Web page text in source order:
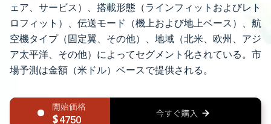
ェア、サービス）、搭載形態（ラインフィットおよびレト
ロフィット）、伝送モード（機上および地上ベース）、航
空機タイプ（固定翼、その他）、地域（北米、欧州、アジ
ア太平洋、その他）によってセグメント化されている。市
場予測は金額（米ドル）ベースで提供される。
4750